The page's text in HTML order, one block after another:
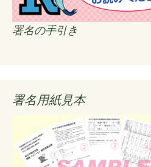
署名の手引き
署名用紙見本